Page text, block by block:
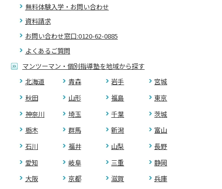
無料体験入学・お問い合わせ
資料請求
お問い合わせ窓口:0120-62-0885
よくあるご質問
マンツーマン・個別指導塾を地域から探す
北海道
青森 岩手
宮城
秋田
山形 福島
東京
神奈川
埼玉 千葉
茨城
栃木
群馬 新潟
富山
石川
福井 山梨
長野
愛知
岐阜 三重
静岡
大阪
京都 滋賀
兵庫